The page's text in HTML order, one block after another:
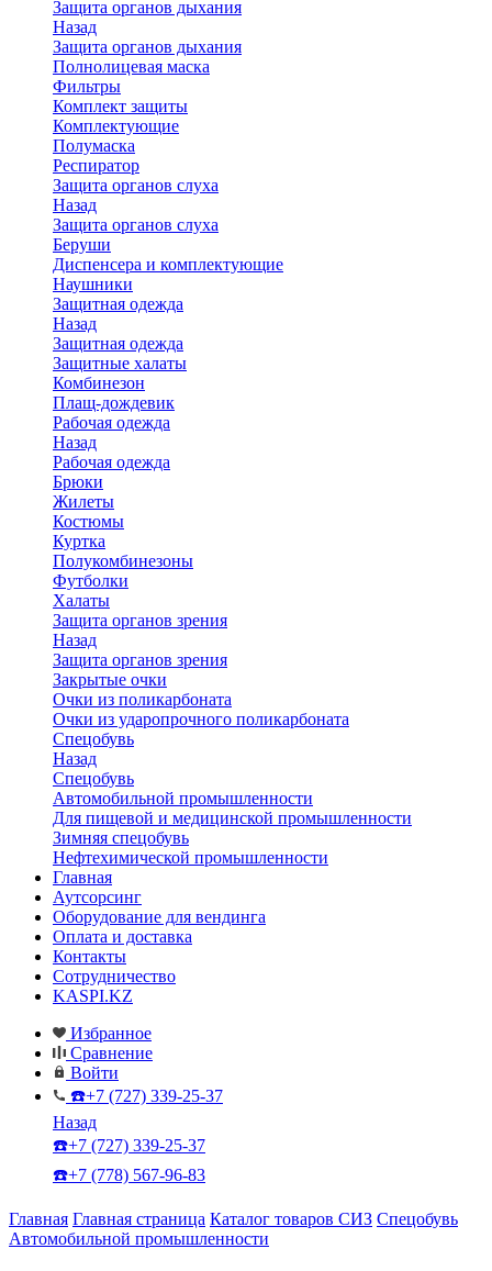
Защита органов дыхания
Назад
Защита органов дыхания
Полнолицевая маска
Фильтры
Комплект защиты
Комплектующие
Полумаска
Респиратор
Защита органов слуха
Назад
Защита органов слуха
Беруши
Диспенсера и комплектующие
Наушники
Защитная одежда
Назад
Защитная одежда
Защитные халаты
Комбинезон
Плащ-дождевик
Рабочая одежда
Назад
Рабочая одежда
Брюки
Жилеты
Костюмы
Куртка
Полукомбинезоны
Футболки
Халаты
Защита органов зрения
Назад
Защита органов зрения
Закрытые очки
Очки из поликарбоната
Очки из ударопрочного поликарбоната
Спецобувь
Назад
Спецобувь
Автомобильной промышленности
Для пищевой и медицинской промышленности
Зимняя спецобувь
Нефтехимической промышленности
Главная
Аутсорсинг
Оборудование для вендинга
Оплата и доставка
Контакты
Сотрудничество
KASPI.KZ
Избранное
Сравнение
Войти
☎️+7 (727) 339-25-37
Назад
☎️+7 (727) 339-25-37
☎️+7 (778) 567-96-83
Главная Главная страница Каталог товаров СИЗ Спецобувь
Автомобильной промышленности